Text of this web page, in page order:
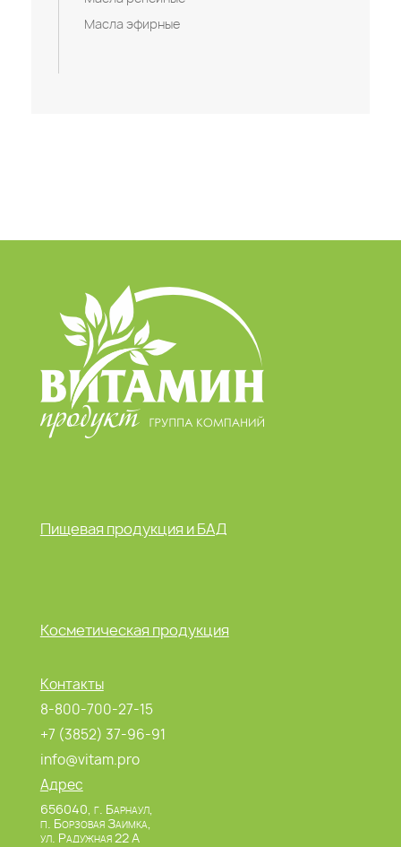
Масла эфирные
Пищевая продукция и БАД
Косметическая продукция
Контакты
8-800-700-27-15
+7 (3852) 37-96-91
info@vitam.pro
Адрес
656040, г. Барнаул,
п. Борзовая Заимка,
ул. Радужная 22 А